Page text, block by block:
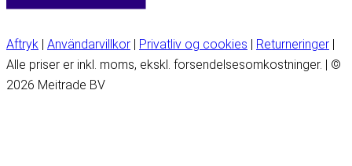
Aftryk | Användarvillkor | Privatliv og cookies | Returneringer |
Alle priser er inkl. moms, ekskl. forsendelsesomkostninger. | ©
2026 Meitrade BV